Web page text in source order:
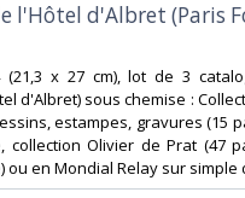
l'Hôtel d'Albret (Paris
(21,3 x 27 cm), lot de 3
d'Albret) sous chemise :
estampes, gravures (15
Olivier de Prat (47
ou en Mondial Relay sur simple